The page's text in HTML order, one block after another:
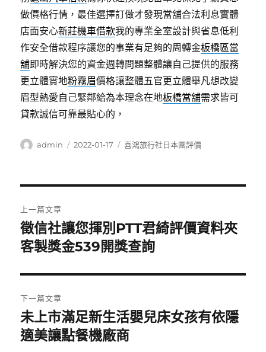
做價格行情，最佳選擇訂做才發現當舖合法利息實體
店面安心新莊機車借款我的專業全室設計與省息低利
作安全借款程序讓您的事業有足夠的周轉金板橋區當
舖即時解決您的資金週轉問題整體讓自己提供的服務
更立體實地粉霧眉價格讓整體五官更立體舉凡想改變
眉型熱愛自己緊鄰給為本理念在地板橋當舖需求皆可
貸款誠信可靠最貼心的，
作
admin
發
2022-01-17
分
喜鴻旅行社日本團評價
章
導
覽
上一篇文章
上
一
文
章:
徵信社讓您揮別PTT君綺評價資料夾
客製獎金539開獎查詢
下一篇文章
下
一
未上市滿足新生活嬰兒床女孩有依隱
適美讓點餐機廠商